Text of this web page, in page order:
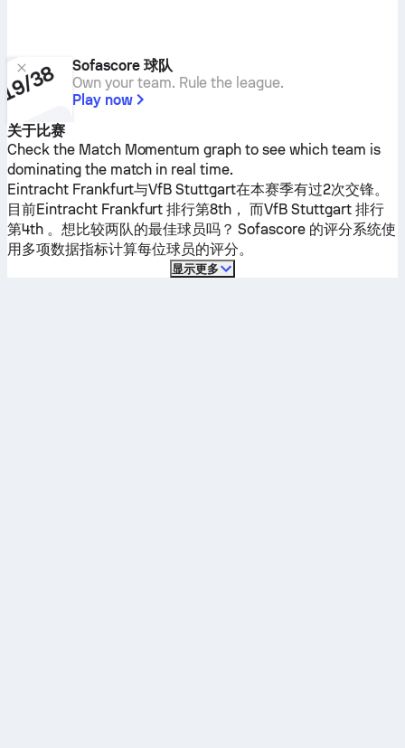
Sofascore 球队
Own your team. Rule the league.
Play now
关于比赛
Check the Match Momentum graph to see which team is
dominating the match in real time.
Eintracht Frankfurt与VfB Stuttgart在本赛季有过2次交锋。
目前Eintracht Frankfurt 排行第8th， 而VfB Stuttgart排行
第4th 。想比较两队的最佳球员吗？ Sofascore 的评分系统使
用多项数据指标计算每位球员的评分。
显示更多